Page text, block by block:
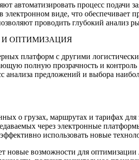
автоматизировать процесс подачи
виде, что обеспечивает
проводить глубокий анализ
И ОПТИМИЗАЦИЯ
платформ с другими
полную прозрачность и
предложений и выбора
о грузах, маршрутах и тарифах
через электронные
использовать новые
новые возможности для